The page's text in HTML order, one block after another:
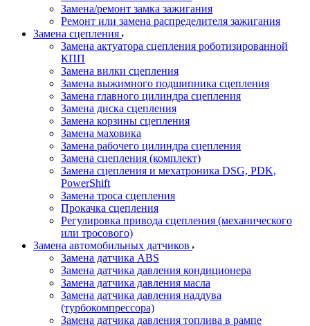
Замена/ремонт замка зажигания
Ремонт или замена распределителя зажигания
Замена сцепления
Замена актуатора сцепления роботизированной
КПП
Замена вилки сцепления
Замена выжимного подшипника сцепления
Замена главного цилиндра сцепления
Замена диска сцепления
Замена корзины сцепления
Замена маховика
Замена рабочего цилиндра сцепления
Замена сцепления (комплект)
Замена сцепления и мехатроника DSG, PDK,
PowerShift
Замена троса сцепления
Прокачка сцепления
Регулировка привода сцепления (механического
или тросового)
Замена автомобильных датчиков
Замена датчика ABS
Замена датчика давления кондиционера
Замена датчика давления масла
Замена датчика давления наддува
(турбокомпрессора)
Замена датчика давления топлива в рампе